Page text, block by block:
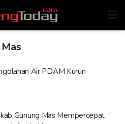
Air PDAM Kurun
Gunung Mas Mempercepat